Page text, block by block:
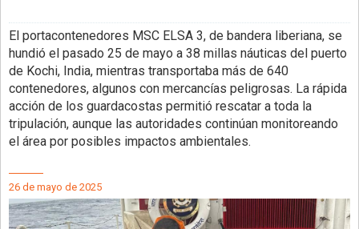
El portacontenedores MSC ELSA 3, de bandera liberiana, se
hundió el pasado 25 de mayo a 38 millas náuticas del puerto
de Kochi, India, mientras transportaba más de 640
contenedores, algunos con mercancías peligrosas. La rápida
acción de los guardacostas permitió rescatar a toda la
tripulación, aunque las autoridades continúan monitoreando
el área por posibles impactos ambientales.
26 de mayo de 2025